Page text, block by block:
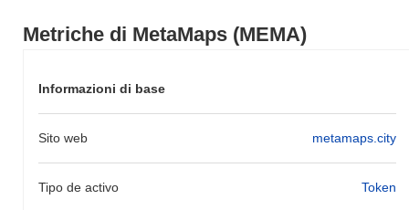
Metriche di MetaMaps (MEMA)
Informazioni di base
Sito web metamaps.city
Tipo de activo Token